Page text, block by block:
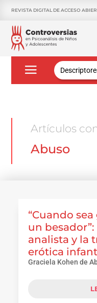
REVISTA DIGITAL DE ACCESO
Buscar:
Artículos
Abuso
“Cuando
un
analista y la
erótica
Graciela Kohen de